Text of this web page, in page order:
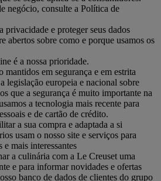
negócio, consulte a Política de
privacidade e proteger seus dados
abertos sobre como e porque usamos os
é a nossa prioridade.
mantidos em segurança e em estrita
legislação europeia e nacional sobre
que a segurança é muito importante na
a tecnologia mais recente para
e de cartão de crédito.
a sua compra e adaptada a si
usam o nosso site e serviços para
e mais interessantes
a culinária com a Le Creuset uma
e para informar novidades e ofertas
banco de dados de clientes do grupo